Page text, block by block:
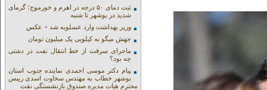
ثبت دمای ۵۰ درجه در اهرم و خورموج؛ گرمای
شدید در بوشهر تا شنبه
وزیر بهداشت وارد عسلویه شد + عکس
جهش میگو به کیلویی یک میلیون تومان
ماجرای سرقت از خط انتقال نفت در دشتی
چه بود؟
پیام دکتر موسی احمدی نماینده جنوب استان
بوشهر خطاب به مهندس سخاوت اسدی رییس
محترم هیات مدیره صندوق بازنشستگی نفت